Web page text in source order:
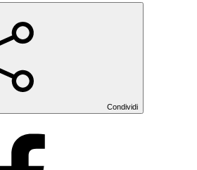
Condividi